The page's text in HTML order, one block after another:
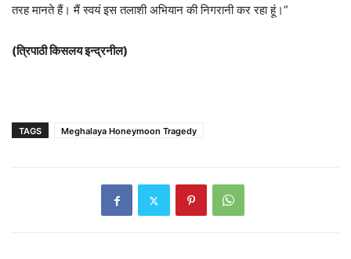
तरह मानते हैं। मैं स्वयं इस तलाशी अभियान की निगरानी कर रहा हूं।”
(त्रिपाठी किसलय इन्द्रनील)
TAGS Meghalaya Honeymoon Tragedy